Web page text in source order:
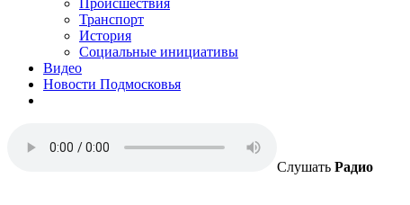
Происшествия
Транспорт
История
Социальные инициативы
Видео
Новости Подмосковья
Слушать Радио